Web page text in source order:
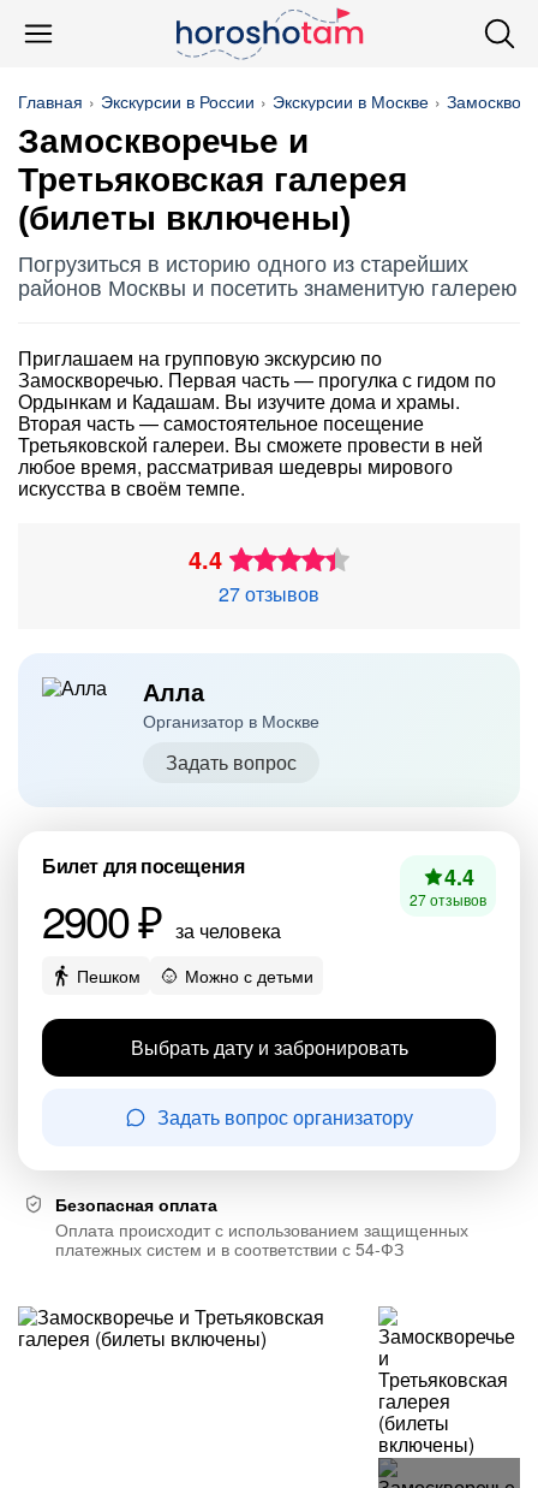
Главная Экскурсии в России Экскурсии в Москве
Замоскворечье и
Третьяковская галерея
(билеты включены)
Погрузиться в историю одного из старейших
районов Москвы и посетить знаменитую галерею
Приглашаем на групповую экскурсию по
Замоскворечью. Первая часть — прогулка с гидом по
Ордынкам и Кадашам. Вы изучите дома и храмы.
Вторая часть — самостоятельное посещение
Третьяковской галереи. Вы сможете провести в ней
любое время, рассматривая шедевры мирового
искусства в своём темпе.
4.4
27 отзывов
Алла
Организатор в Москве
Задать вопрос
Билет для посещения
2900 ₽ за человека
4.4
27 отзывов
Пешком Можно с детьми
Выбрать дату и забронировать
Задать вопрос организатору
Безопасная оплата
Оплата происходит с использованием защищенных
платежных систем и в соответствии с 54-ФЗ